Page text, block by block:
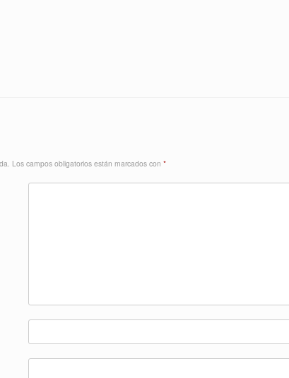
Los campos obligatorios están marcados con *